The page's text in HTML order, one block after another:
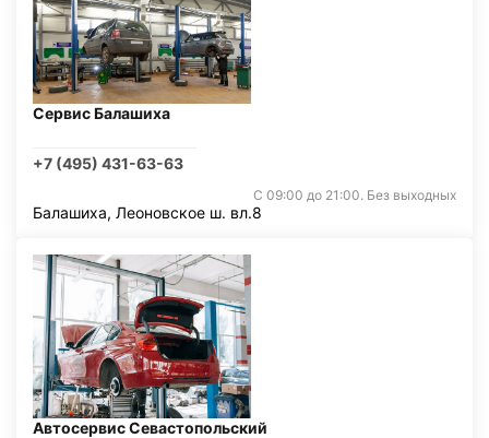
Сервис Балашиха
+7 (495) 431-63-63
С 09:00 до 21:00. Без выходных
Балашиха, Леоновское ш. вл.8
Автосервис Севастопольский